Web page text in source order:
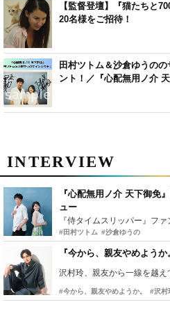
INTERVIEW
『心配無用ノ介 天下御免
ュー
#田村ツトム #沙倉ゆうの
『今から、親友やめよう
沢村玲、親友から一線を越
#今から、親友やめようか。 #沢村
【監督登壇】『猫たちと
20名様をご招待！
田村ツトム＆沙倉ゆうの
ント！／『心配無用ノ介 天